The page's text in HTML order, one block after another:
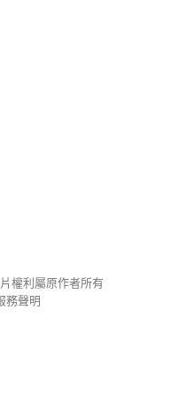
權利屬原作者所有
務聲明